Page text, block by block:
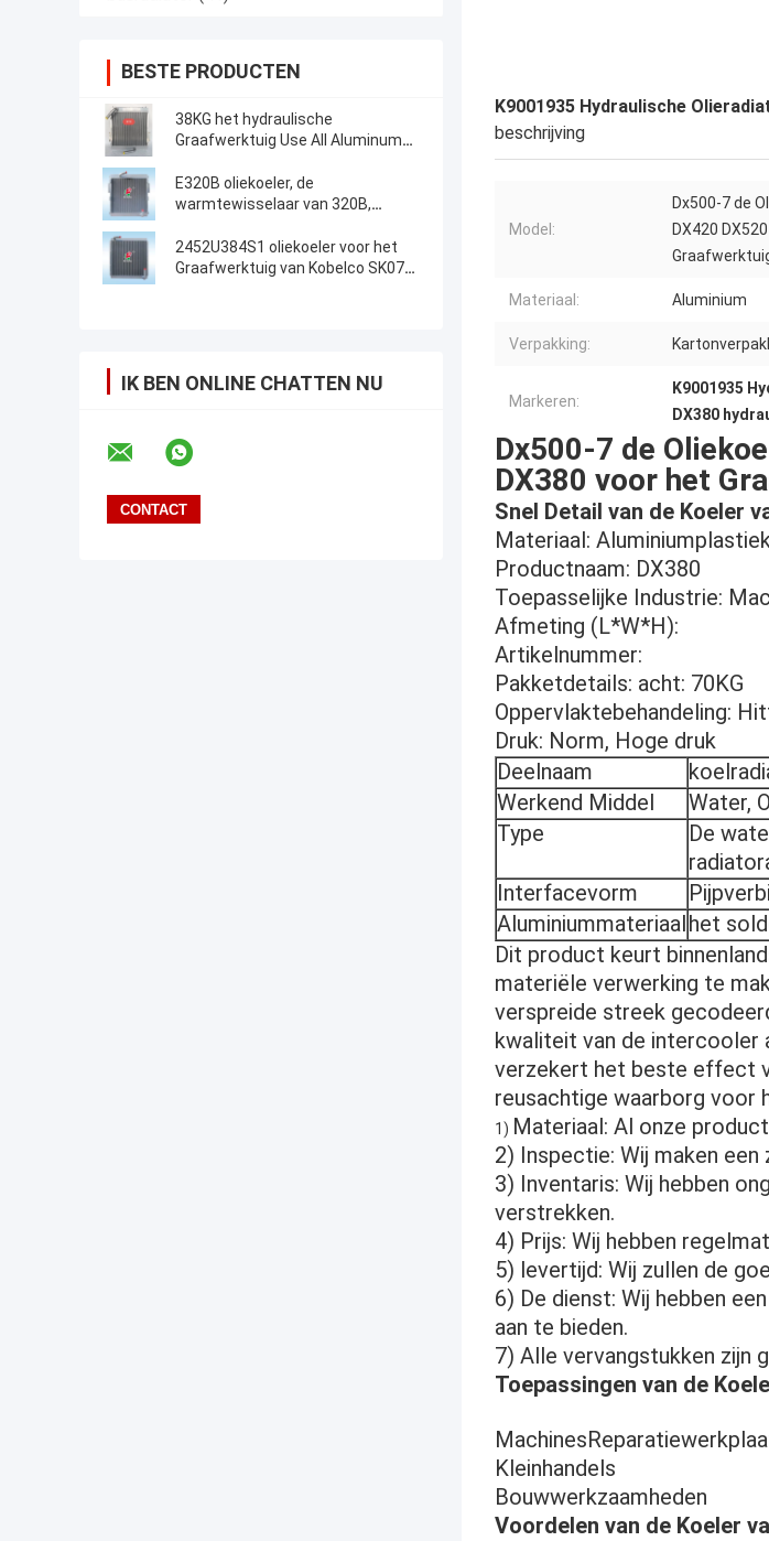
BESTE PRODUCTEN
38KG het hydraulische
Graafwerktuig Use All Aluminum
Olieradiator
E320B oliekoeler, de
warmtewisselaar van 320B,
Radiator, olietank, luchtkoeler, 125-
2970,118-9954
2452U384S1 oliekoeler voor het
Graafwerktuig van Kobelco SK07N2
IK BEN ONLINE CHATTEN NU
K9001935 Hydraulische
beschrijving
Model:
Dx500-7 de
DX420
Materiaal: Aluminium
Verpakking:
Markeren:
K9001935
DX380
Dx500-7 de
DX380 voor het
Snel Detail van de Koeler
Materiaal:
Productnaam: DX380
Toepasselijke Industrie:
Afmeting (L*W*H):
Artikelnummer:
Pakketdetails: acht: 70KG
Oppervlaktebehandeling:
Druk: Norm, Hoge druk
Deelnaam
Werkend Middel
Water,
Type
De
Interfacevorm
Aluminiummateriaalhet
Dit product keurt
materiële verwerking te
verspreide streek
kwaliteit van de intercooler
verzekert het beste effect
reusachtige waarborg voor
1) Materiaal: Al onze
2) Inspectie: Wij maken
3) Inventaris: Wij hebben
verstrekken.
4) Prijs: Wij hebben
5) levertijd: Wij zullen de
6) De dienst: Wij hebben
aan te bieden.
7) Alle vervangstukken zijn
Toepassingen van de
Kleinhandels
Bouwwerkzaamheden
Voordelen van de Koeler